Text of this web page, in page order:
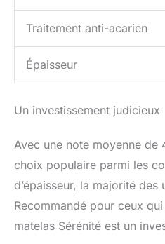
Traitement anti-acarien
Épaisseur
Un investissement judicieux
Avec une note moyenne de
choix populaire parmi les
d’épaisseur, la majorité
Recommandé pour ceux
matelas Sérénité est un